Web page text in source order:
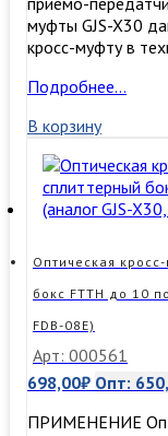
муфты GJS-X30
кросс-муфту в
Оптическая
муфта
GJS-
X30
Подробнее…
В корзину
Оптическая
бокс FTTH до 10
FDB-08E)
Арт: 000561
698,00₽ Опт:
ПРИМЕНЕНИЕ